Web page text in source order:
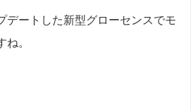
デートした新型グローセンスでモ
。